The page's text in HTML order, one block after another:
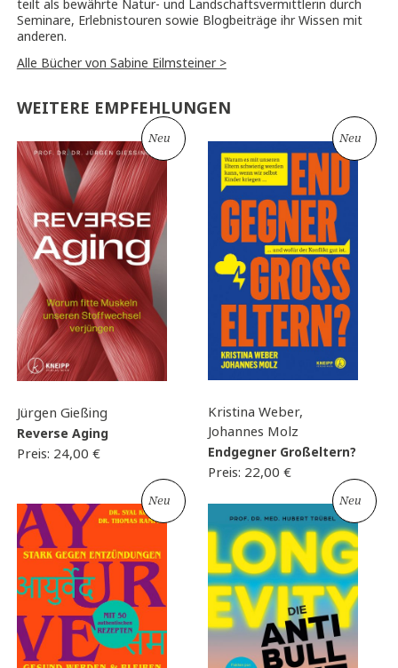
teilt als bewährte Natur- und Landschaftsvermittlerin durch
Seminare, Erlebnistouren sowie Blogbeiträge ihr Wissen mit
anderen.
Alle Bücher von Sabine Eilmsteiner >
WEITERE EMPFEHLUNGEN
Neu
Jürgen Gießing
Reverse Aging
Preis: 24,00 €
Neu
Kristina Weber,
Johannes Molz
Endgegner Großeltern?
Preis: 22,00 €
Neu Neu